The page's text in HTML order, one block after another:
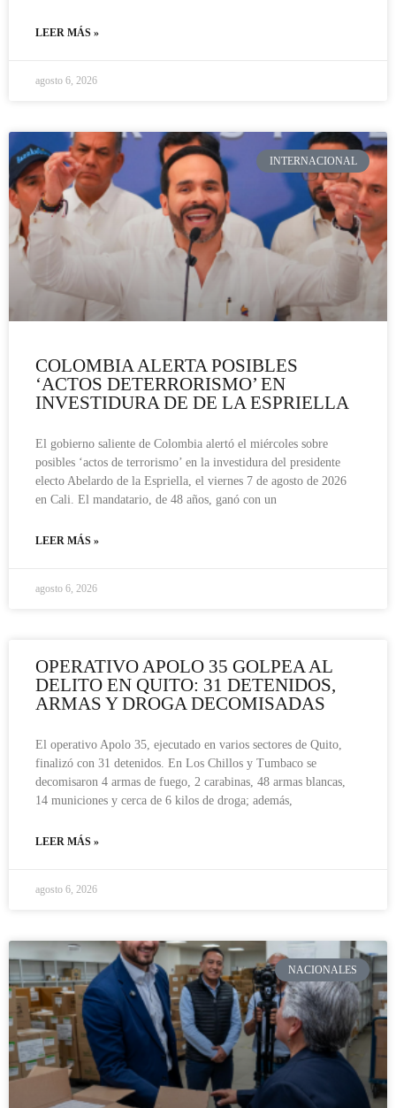
LEER MÁS »
agosto 6, 2026
INTERNACIONAL
COLOMBIA ALERTA POSIBLES
‘ACTOS DETERRORISMO’ EN
INVESTIDURA DE DE LA ESPRIELLA
El gobierno saliente de Colombia alertó el miércoles sobre
posibles ‘actos de terrorismo’ en la investidura del presidente
electo Abelardo de la Espriella, el viernes 7 de agosto de 2026
en Cali. El mandatario, de 48 años, ganó con un
LEER MÁS »
agosto 6, 2026
OPERATIVO APOLO 35 GOLPEA AL
DELITO EN QUITO: 31 DETENIDOS,
ARMAS Y DROGA DECOMISADAS
El operativo Apolo 35, ejecutado en varios sectores de Quito,
finalizó con 31 detenidos. En Los Chillos y Tumbaco se
decomisaron 4 armas de fuego, 2 carabinas, 48 armas blancas,
14 municiones y cerca de 6 kilos de droga; además,
LEER MÁS »
agosto 6, 2026
NACIONALES